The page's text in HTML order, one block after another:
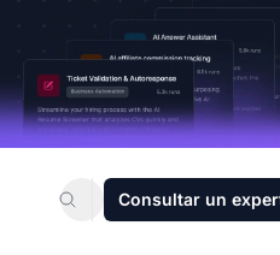
Consultar un